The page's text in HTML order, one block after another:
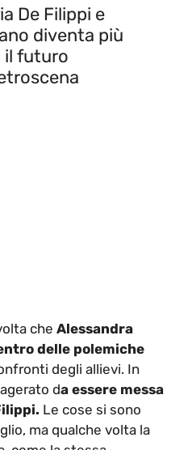
De Filippi e
diventa più
il futuro
che Alessandra
delle polemiche
degli allievi. In
da essere messa
Le cose si sono
ma qualche volta la